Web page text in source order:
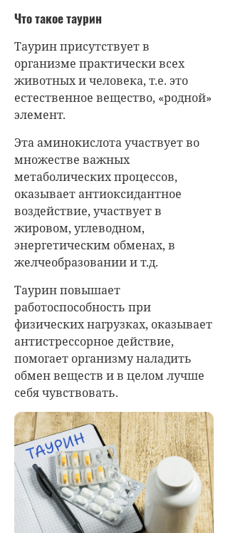
Что такое таурин
Таурин присутствует в
организме практически всех
животных и человека, т.е. это
естественное вещество, «родной»
элемент.
Эта аминокислота участвует во
множестве важных
метаболических процессов,
оказывает антиоксидантное
воздействие, участвует в
жировом, углеводном,
энергетическим обменах, в
желчеобразовании и т.д.
Таурин повышает
работоспособность при
физических нагрузках, оказывает
антистрессорное действие,
помогает организму наладить
обмен веществ и в целом лучше
себя чувствовать.